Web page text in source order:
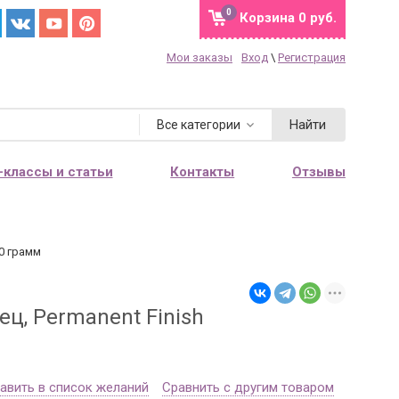
Корзина 0 руб.
0
Мои заказы Вход \ Регистрация
Все категории Найти
и статьи Контакты Отзывы
грамм
Permanent Finish
в список желаний Сравнить с другим товаром